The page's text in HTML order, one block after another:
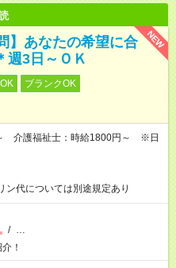
NEW
】あなたの希望に合
週3日～ＯＫ
ブランクOK
介護福祉士：時給1800円～ ※日
代については別途規定あり
/ …
！